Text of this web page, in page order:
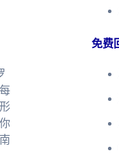
免费